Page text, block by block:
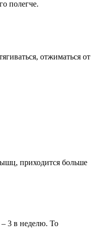
полегче.
отжиматься от
приходится больше
– 3 в неделю. То